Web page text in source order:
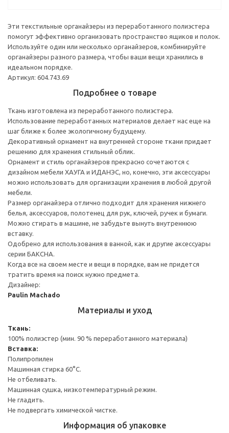
Эти текстильные органайзеры из переработанного полиэстера
помогут эффективно организовать пространство ящиков и полок.
Используйте один или несколько органайзеров, комбинируйте
органайзеры разного размера, чтобы ваши вещи хранились в
идеальном порядке.
Артикул: 604.743.69
Подробнее о товаре
Ткань изготовлена из переработанного полиэстера.
Использование переработанных материалов делает нас еще на
шаг ближе к более экологичному будущему.
Декоративный орнамент на внутренней стороне ткани придает
решению для хранения стильный облик.
Орнамент и стиль органайзеров прекрасно сочетаются с
дизайном мебели ХАУГА и ИДАНЭС, но, конечно, эти аксессуары
можно использовать для организации хранения в любой другой
мебели.
Размер органайзера отлично подходит для хранения нижнего
белья, аксессуаров, полотенец для рук, ключей, ручек и бумаги.
Можно стирать в машине, не забудьте вынуть внутреннюю
вставку.
Одобрено для использования в ванной, как и другие аксессуары
серии БАКСНА.
Когда все на своем месте и вещи в порядке, вам не придется
тратить время на поиск нужно предмета.
Дизайнер:
Paulin Machado
Материалы и уход
Ткань:
100% полиэстер (мин. 90 % переработанного материала)
Вставка:
Полипропилен
Машинная стирка 60°С.
Не отбеливать.
Машинная сушка, низкотемпературный режим.
Не гладить.
Не подвергать химической чистке.
Информация об упаковке